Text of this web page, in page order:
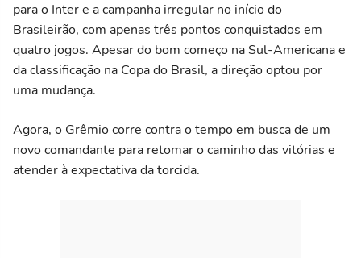
para o Inter e a campanha irregular no início do
Brasileirão, com apenas três pontos conquistados em
quatro jogos. Apesar do bom começo na Sul-Americana e
da classificação na Copa do Brasil, a direção optou por
uma mudança.
Agora, o Grêmio corre contra o tempo em busca de um
novo comandante para retomar o caminho das vitórias e
atender à expectativa da torcida.